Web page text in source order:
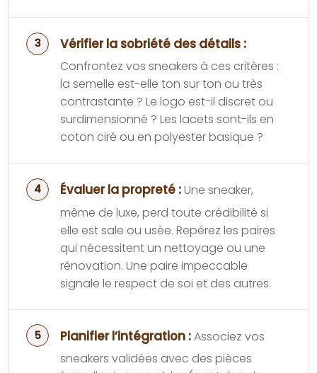
Vérifier la sobriété des détails :
Confrontez vos sneakers à ces critères :
la semelle est-elle ton sur ton ou très
contrastante ? Le logo est-il discret ou
surdimensionné ? Les lacets sont-ils en
coton ciré ou en polyester basique ?
Évaluer la propreté :Une sneaker,
même de luxe, perd toute crédibilité si
elle est sale ou usée. Repérez les paires
qui nécessitent un nettoyage ou une
rénovation. Une paire impeccable
signale le respect de soi et des autres.
Planifier l’intégration :Associez vos
sneakers validées avec des pièces